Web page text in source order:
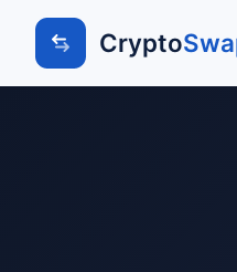
Crypto